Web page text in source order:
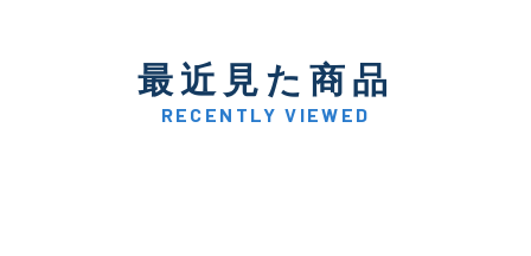
最近見た商品
RECENTLY VIEWED